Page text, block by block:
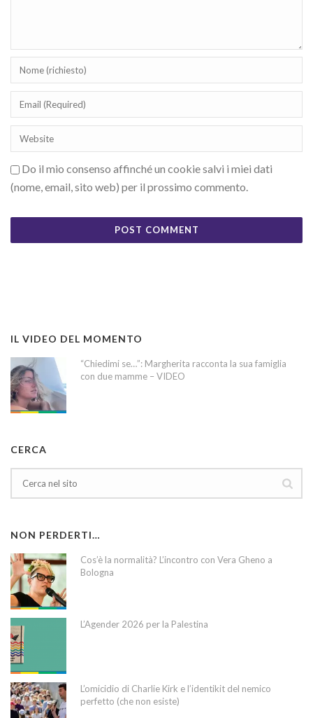
Do il mio consenso affinché un cookie salvi i miei dati
(nome, email, sito web) per il prossimo commento.
IL VIDEO DEL MOMENTO
“Chiedimi se…”: Margherita racconta la sua famiglia
con due mamme – VIDEO
CERCA
NON PERDERTI…
Cos’è la normalità? L’incontro con Vera Gheno a
Bologna
L’Agender 2026 per la Palestina
L’omicidio di Charlie Kirk e l’identikit del nemico
perfetto (che non esiste)